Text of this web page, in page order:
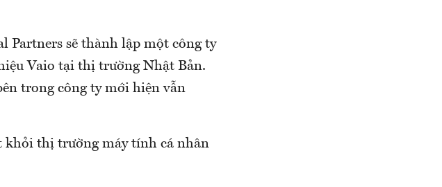
Partners sẽ thành lập một công ty
Vaio tại thị trường Nhật Bản.
trong công ty mới hiện vẫn
khỏi thị trường máy tính cá nhân